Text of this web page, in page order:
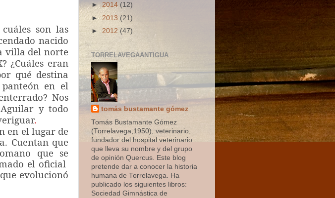
son las
nacido
villa del norte
¿Cuáles eran
qué destina
panteón en el
Nos
y todo
.
el lugar de
Cuentan que
que se
el oficial
evolucionó
► 2014 (12)
►2013 (21)
► 2012 (47)
TORRELAVEGAANTIGUA
tomás bustamante gómez
Tomás Bustamante Gómez
(Torrelavega,1950), veterinario,
fundador del hospital veterinario
que lleva su nombre y del grupo
de opinión Quercus. Este blog
pretende dar a conocer la historia
humana de Torrelavega. Ha
publicado los siguientes libros:
Sociedad Gimnástica de